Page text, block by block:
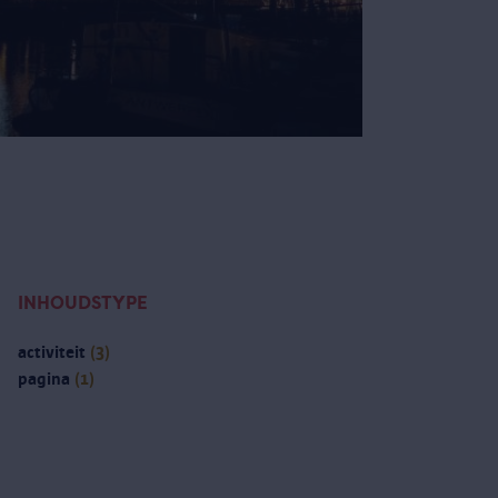
INHOUDSTYPE
activiteit (3)
pagina (1)